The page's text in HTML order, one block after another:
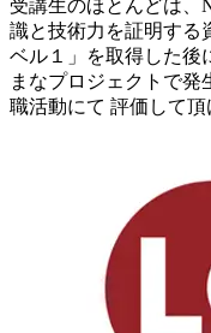
受講生のほとんどは、
識と技術力を証明する
ベル１」を取得した後
まなプロジェクトで
職活動にて 評価して頂